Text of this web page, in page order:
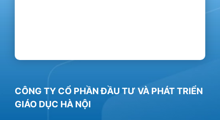
CÔNG TY CỔ PHẦN ĐẦU TƯ VÀ PHÁT TRIỂN
GIÁO DỤC HÀ NỘI